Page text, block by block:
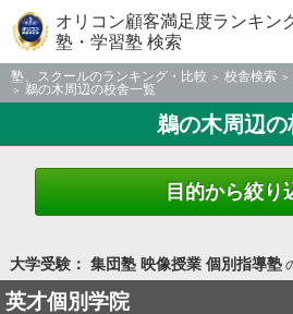
オリコン顧客満足度ランキン
塾・学習塾 検索
塾、スクールのランキング・比較 校舎検索
鵜の木周辺の校舎一覧
鵜の木周辺の
目的から絞り
大学受験： 集団塾 映像授業 個別指導塾
英才個別学院